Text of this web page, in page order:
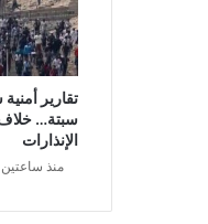
تقارير
سبتة…
الإنذارات
منذ ساعتين